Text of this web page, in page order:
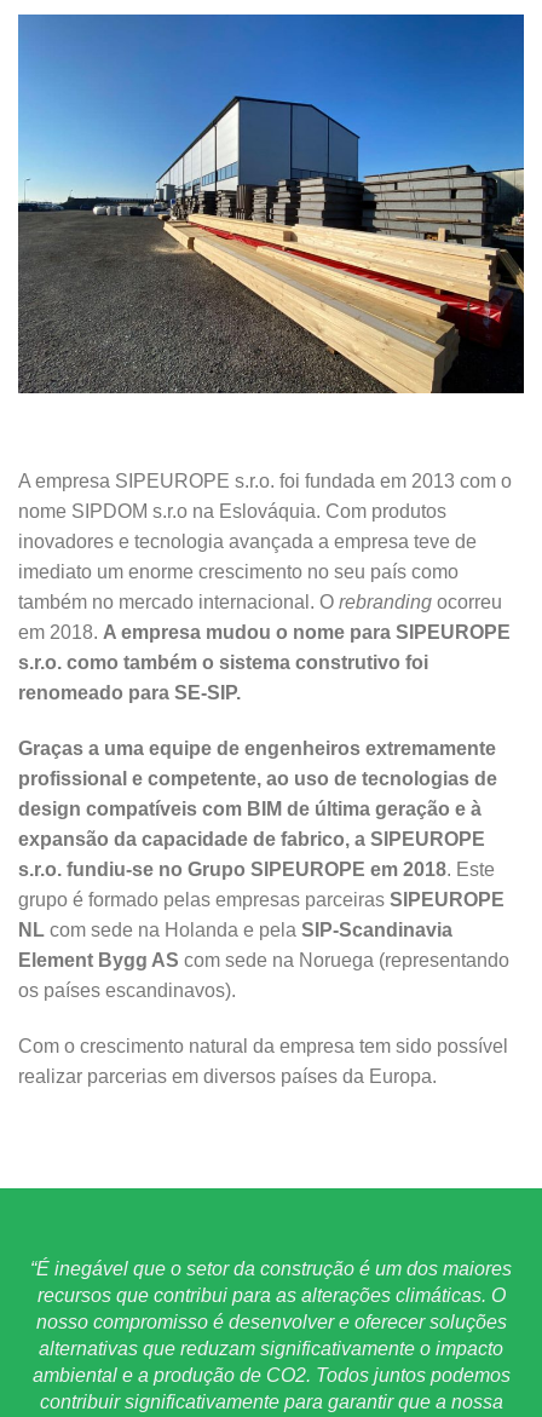
A empresa SIPEUROPE s.r.o. foi fundada em 2013 com o
nome SIPDOM s.r.o na Eslováquia. Com produtos
inovadores e tecnologia avançada a empresa teve de
imediato um enorme crescimento no seu país como
também no mercado internacional. O rebranding ocorreu
em 2018. A empresa mudou o nome para SIPEUROPE
s.r.o. como também o sistema construtivo foi
renomeado para SE-SIP.
Graças a uma equipe de engenheiros extremamente
profissional e competente, ao uso de tecnologias de
design compatíveis com BIM de última geração e à
expansão da capacidade de fabrico, a SIPEUROPE
s.r.o. fundiu-se no Grupo SIPEUROPE em 2018. Este
grupo é formado pelas empresas parceiras SIPEUROPE
NL com sede na Holanda e pela SIP-Scandinavia
Element Bygg AS com sede na Noruega (representando
os países escandinavos).
Com o crescimento natural da empresa tem sido possível
realizar parcerias em diversos países da Europa.
“É inegável que o setor da construção é um dos maiores
recursos que contribui para as alterações climáticas. O
nosso compromisso é desenvolver e oferecer soluções
alternativas que reduzam significativamente o impacto
ambiental e a produção de CO2. Todos juntos podemos
contribuir significativamente para garantir que a nossa